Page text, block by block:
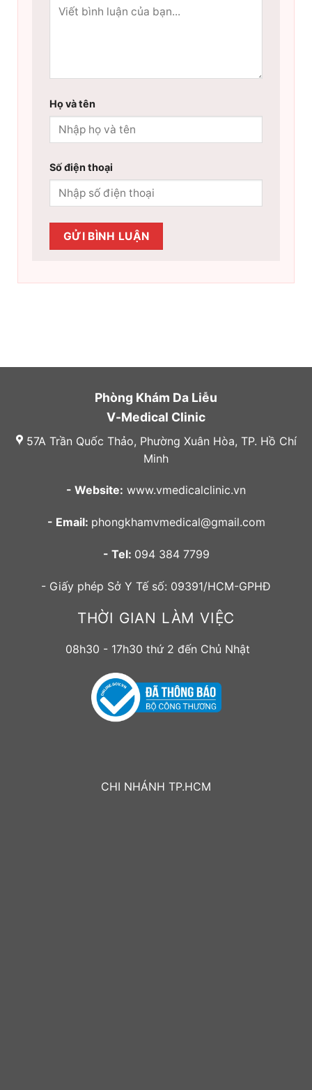
Họ và tên
Số điện thoại
Phòng Khám Da Liễu
V-Medical Clinic
57A Trần Quốc Thảo, Phường Xuân Hòa, TP. Hồ Chí
Minh
- Website: www.vmedicalclinic.vn
- Email: phongkhamvmedical@gmail.com
- Tel: 094 384 7799
- Giấy phép Sở Y Tế số: 09391/HCM-GPHĐ
THỜI GIAN LÀM VIỆC
08h30 - 17h30 thứ 2 đến Chủ Nhật
CHI NHÁNH TP.HCM